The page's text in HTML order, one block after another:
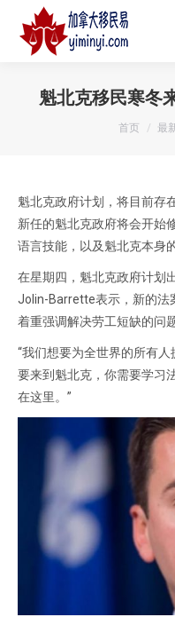
魁北克移民寒冬
您在这里
首页 最
魁北克政府计划，将目前存
新任的魁北克政府将会开始
语言技能，以及魁北克本身
在星期四，魁北克政府计划
Jolin-Barrette表示，新的法
着重强调解决劳工短缺的问题
“我们想要为全世界的所有
要来到魁北克，你需要学习
在这里。”